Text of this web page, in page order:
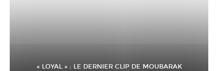
« LOYAL » : LE DERNIER CLIP DE MOUBARAK